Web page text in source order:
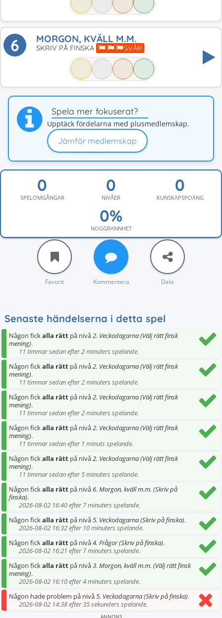
6 MORGON, KVÄLL M.M.
SKRIV PÅ FINSKA SVÅR
Spela mer fokuserat?
Upptäck fördelarna med plusmedlemskap.
Jämför medlemskap
SPELOMGÅNGAR NIVÅER KUNSKAPSPOÄNG
NOGGRANNHET
Favorit Kommentera Dela
Senaste händelserna i detta spel
Någon fickalla rätt på nivå2. Veckodagarna (Välj rätt finsk
mening).
11 timmar sedan efter 2 minuters spelande.
Någon fickalla rätt på nivå2. Veckodagarna (Välj rätt finsk
mening).
11 timmar sedan efter 2 minuters spelande.
Någon fickalla rätt på nivå2. Veckodagarna (Välj rätt finsk
mening).
11 timmar sedan efter 2 minuters spelande.
Någon fickalla rätt på nivå2. Veckodagarna (Välj rätt finsk
mening).
11 timmar sedan efter 1 minuts spelande.
Någon fickalla rätt på nivå2. Veckodagarna (Välj rätt finsk
mening).
11 timmar sedan efter 5 minuters spelande.
Någon fickalla rätt på nivå6. Morgon, kväll m.m. (Skriv på
finska).
2026-08-02 16:40 efter 7 minuters spelande.
Någon fickalla rätt på nivå5. Veckodagarna (Skriv på finska).
2026-08-02 16:32 efter 10 minuters spelande.
Någon fickalla rätt på nivå4. Frågor (Skriv på finska).
2026-08-02 16:21 efter 7 minuters spelande.
Någon fickalla rätt på nivå3. Morgon, kväll m.m. (Välj rätt finsk
mening).
2026-08-02 16:10 efter 4 minuters spelande.
Någon hade problem på nivå5. Veckodagarna (Skriv på finska).
2026-08-02 14:38 efter 35 sekunders spelande.